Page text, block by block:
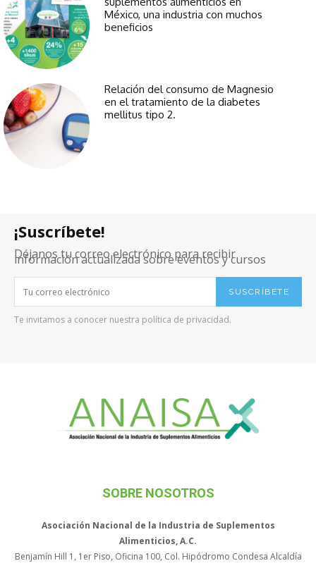
México, una industria con muchos
beneficios
Relación del consumo de Magnesio
en el tratamiento de la diabetes
mellitus tipo 2.
¡Suscríbete!
Déjanos tu correo electrónico para recibir
información actualizada sobre eventos y cursos
SUSCRÍBETE
Te invitamos a conocer nuestra política de privacidad.
SOBRE NOSOTROS
Asociación Nacional de la Industria de Suplementos
Alimenticios, A.C.
Benjamín Hill 1, 1er Piso, Oficina 100, Col. Hipódromo Condesa Alcaldía